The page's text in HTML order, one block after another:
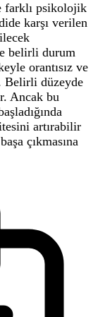
farklı psikolojik
karşı verilen
belirli durum
orantısız ve
Belirli düzeyde
Ancak bu
artırabilir
çıkmasına